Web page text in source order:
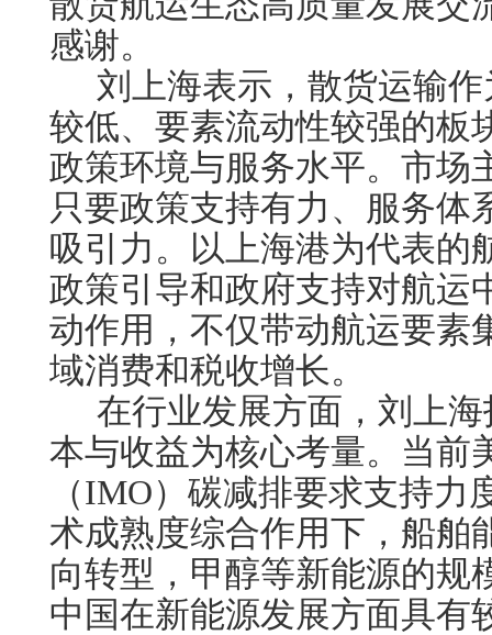
感谢。
刘上海表示，散货运输
较低、要素流动性较强的板
政策环境与服务水平。市场
只要政策支持有力、服务体
吸引力。以上海港为代表的
政策引导和政府支持对航运
动作用，不仅带动航运要素
域消费和税收增长。
在行业发展方面，刘上
本与收益为核心考量。当前
（IMO）碳减排要求支持力
术成熟度综合作用下，船舶
向转型，甲醇等新能源的规
中国在新能源发展方面具有